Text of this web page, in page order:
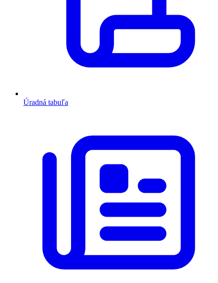
Úradná tabuľa